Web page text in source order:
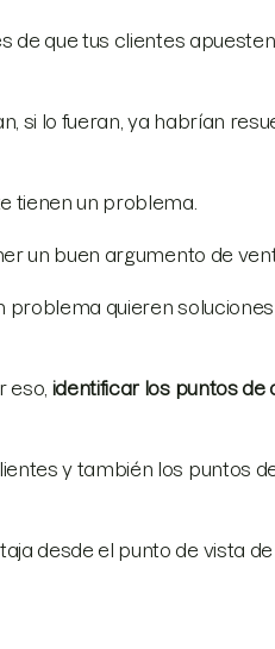
de que tus clientes
si lo fueran, ya habrían
tienen un problema.
un buen argumento de
problema quieren
eso, identificar los puntos de
y también los puntos
desde el punto de vista